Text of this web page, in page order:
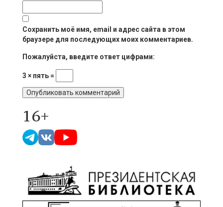
Сохранить моё имя, email и адрес сайта в этом
браузере для последующих моих комментариев.
Пожалуйста, введите ответ цифрами:
3 × пять =
16+